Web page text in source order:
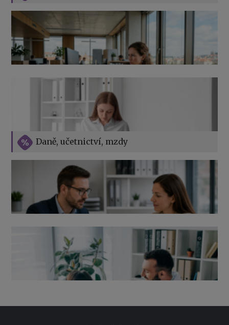
Daně, učetnictví, mzdy
Vše o překážkách v práci na straně zaměstnavatele
Výpověď ze zdravotních důvodů 2026 – průvodce pro
zaměstnavatele
Jak na podnikání při rodičovské dovolené
Přehledy pro OSSZ a zdravotní pojišťovny – jak na ně
v roce 2026